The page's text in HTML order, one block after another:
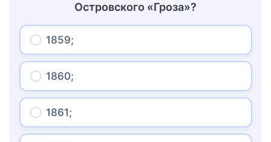
Островского «Гроза»?
1859;
1860;
1861;